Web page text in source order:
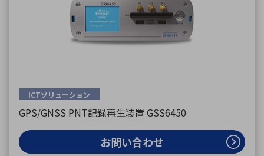
ICTソリューション
GPS/GNSS PNT記録再生装置 GSS6450
お問い合わせ